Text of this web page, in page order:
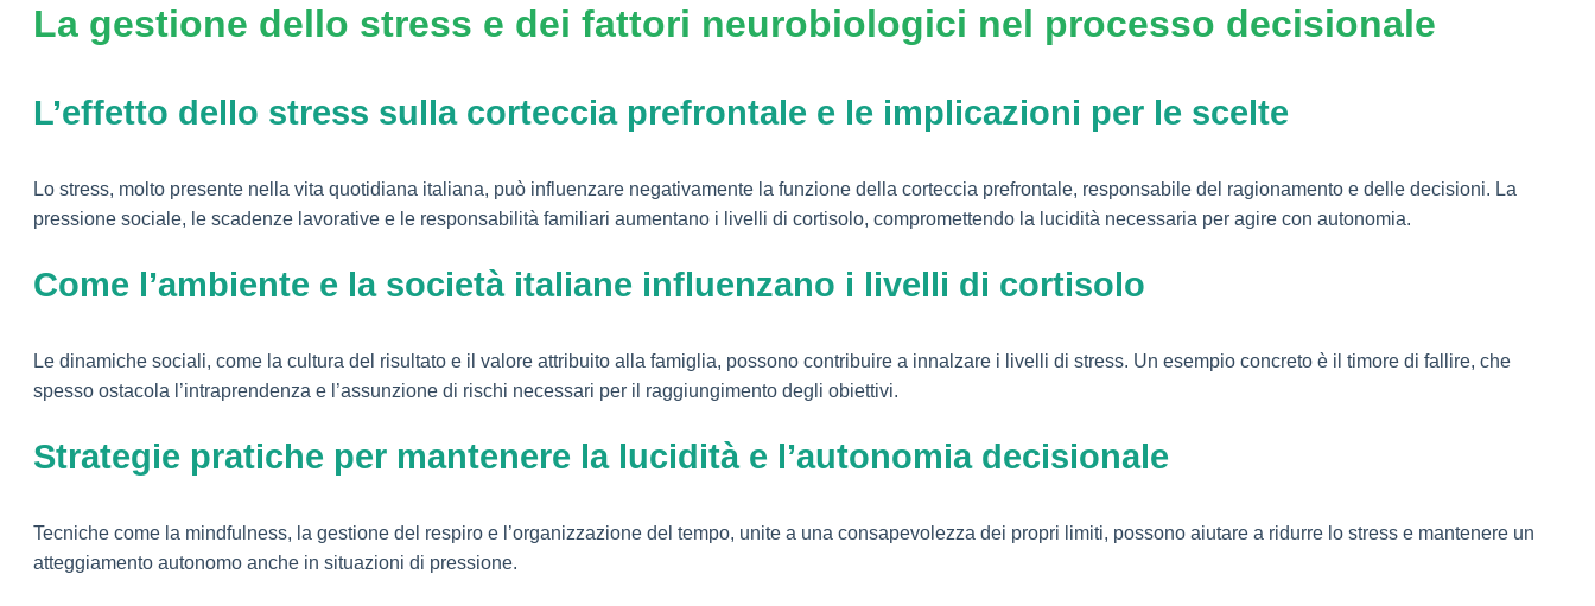
La gestione dello stress e dei fattori neurobiologici nel processo decisionale
L’effetto dello stress sulla corteccia prefrontale e le implicazioni per le scelte
Lo stress, molto presente nella vita quotidiana italiana, può influenzare negativamente la funzione della corteccia prefrontale, responsabile del ragionamento e delle decisioni. La
pressione sociale, le scadenze lavorative e le responsabilità familiari aumentano i livelli di cortisolo, compromettendo la lucidità necessaria per agire con autonomia.
Come l’ambiente e la società italiane influenzano i livelli di cortisolo
Le dinamiche sociali, come la cultura del risultato e il valore attribuito alla famiglia, possono contribuire a innalzare i livelli di stress. Un esempio concreto è il timore di fallire, che
spesso ostacola l’intraprendenza e l’assunzione di rischi necessari per il raggiungimento degli obiettivi.
Strategie pratiche per mantenere la lucidità e l’autonomia decisionale
Tecniche come la mindfulness, la gestione del respiro e l’organizzazione del tempo, unite a una consapevolezza dei propri limiti, possono aiutare a ridurre lo stress e mantenere un
atteggiamento autonomo anche in situazioni di pressione.